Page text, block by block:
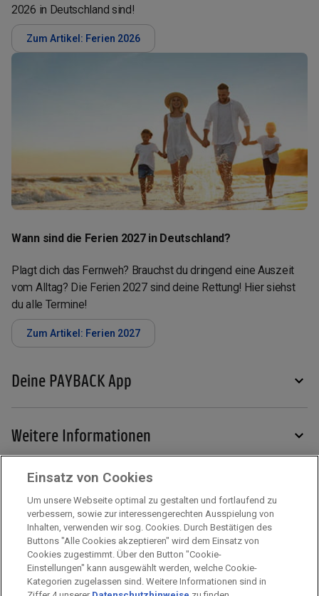
2026 in Deutschland sind!
Zum Artikel: Ferien 2026
Wann sind die Ferien 2027 in Deutschland?
Plagt dich das Fernweh? Brauchst du dringend eine Auszeit
vom Alltag? Die Ferien 2027 sind deine Rettung! Hier siehst
du alle Termine!
Zum Artikel: Ferien 2027
Deine PAYBACK App
Weitere Informationen
Mehr zu PAYBACK
Impressum
Einsatz von Cookies
Um unsere Webseite optimal zu gestalten und fortlaufend zu
verbessern, sowie zur interessengerechten Ausspielung von
Inhalten, verwenden wir sog. Cookies. Durch Bestätigen des
Buttons "Alle Cookies akzeptieren" wird dem Einsatz von
Cookies zugestimmt. Über den Button "Cookie-
Einstellungen" kann ausgewählt werden, welche Cookie-
Kategorien zugelassen sind. Weitere Informationen sind in